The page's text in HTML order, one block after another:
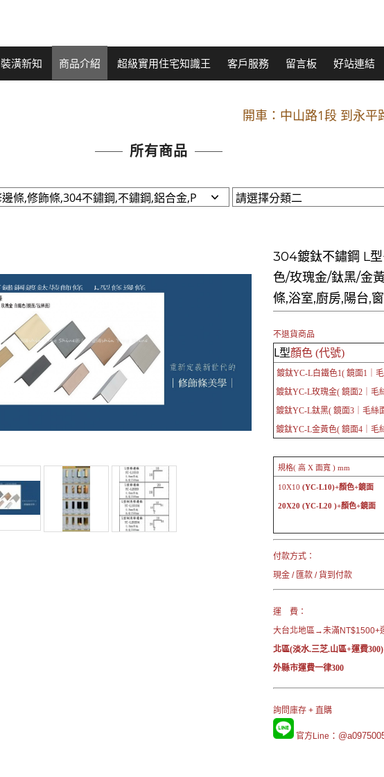
裝潢新知 商品介紹 超級實用住宅知識王 客戶服務 留言板 好站連結
開車：中山路1段 到永
捷運： 中和線【頂溪站 2 號出
原Line已滿 無法加Line好友 請親愛的客戶加入
捷運： 中和線【頂溪站 2 號出口
原Line已滿 無法加Line好友 請親愛的客戶加入
所有商品
304鍍鈦不鏽鋼 L
色/玫瑰金/鈦黑/金
條,浴室,廚房,陽台,
不退貨商品
L型顏色 (代號)
鍍鈦YC-L白鐵色1( 鏡面1｜
鍍鈦YC-L玫瑰金( 鏡面2｜毛
鍍鈦YC-L鈦黑( 鏡面3｜毛絲
鍍鈦YC-L金黃色( 鏡面4｜毛
規格( 高 X 面寬 ) mm
10X10 (YC-L10)+顏色+鏡面
20X20 (YC-L20 )+顏色+鏡面
付款方式：
現金 / 匯款 / 貨到付款
運 費：
大台北地區→未滿NT$1500+
北區(淡水.三芝.山區+運費300)
外縣市運費一律300
詢問庫存 + 直購
官方Line ：